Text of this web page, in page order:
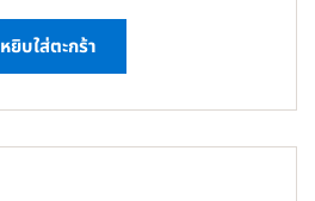
หยิบใส่ตะกร้า